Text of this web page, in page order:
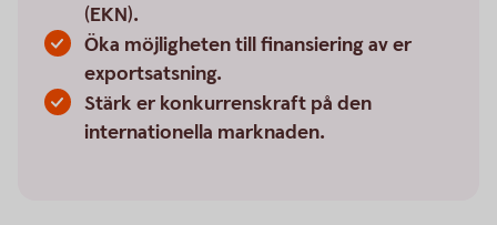
(EKN).
Öka möjligheten till finansiering av er
exportsatsning.
Stärk er konkurrenskraft på den
internationella marknaden.